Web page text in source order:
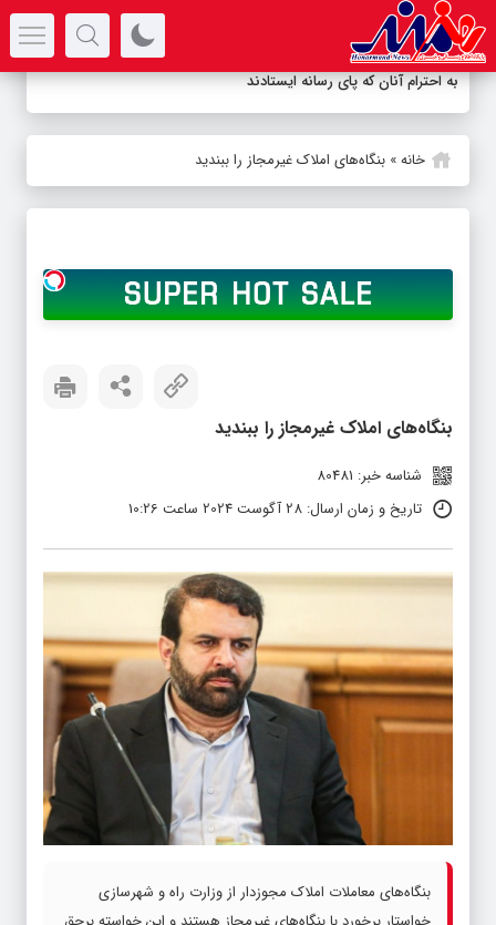
به احترام آنان که پای رسانه ایستادند
خانه» بنگاه‌های املاک غیرمجاز را ببندید
بنگاه‌های املاک غیرمجاز را ببندید
شناسه خبر: 80481
تاریخ و زمان ارسال: 28 آگوست 2024 ساعت 10:26
بنگاه‌های معاملات املاک مجوزدار از وزارت راه و شهرسازی